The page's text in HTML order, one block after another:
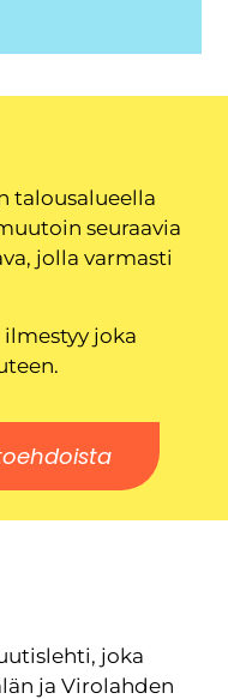
talousalueella
seuraavia
jolla varmasti
joka
joka
ja Virolahden